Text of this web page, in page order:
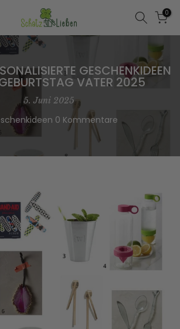
0
GESCHENKIDEEN
VATER 2025
5. Juni 2025
0 Kommentare